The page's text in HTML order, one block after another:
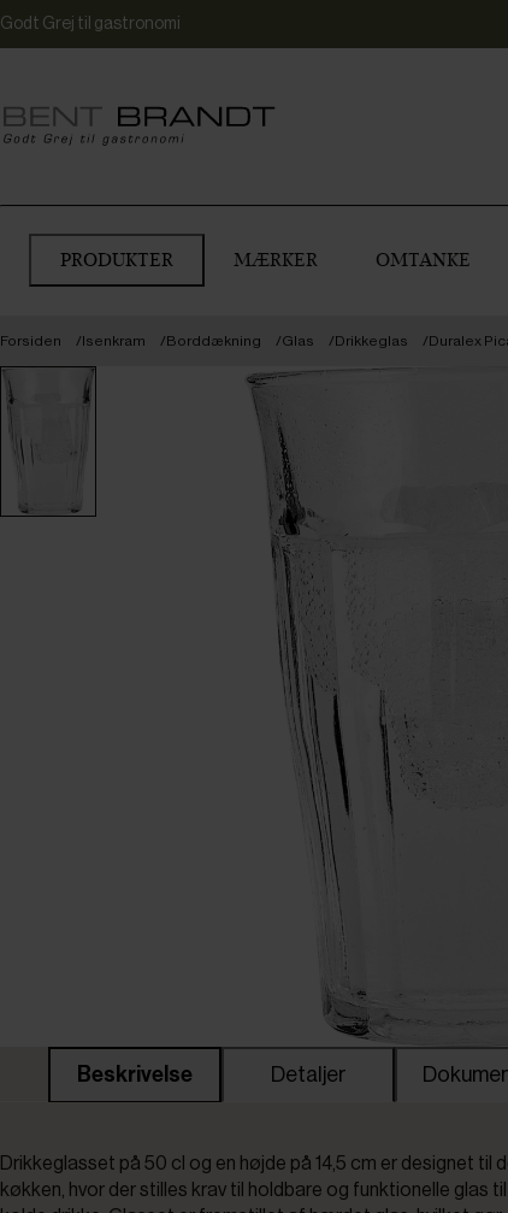
Godt Grej til gastronomi
PRODUKTER MÆRKER OMTANKE
Forsiden Isenkram Borddækning Glas Drikkeglas Duralex
Beskrivelse Detaljer
Drikkeglasset på 50 cl og en højde på 14,5 cm er designet til
køkken, hvor der stilles krav til holdbare og funktionelle glas